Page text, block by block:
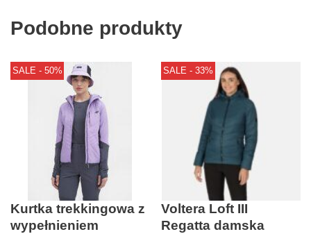
Podobne produkty
SALE - 50%
Kurtka trekkingowa z
wypełnieniem
SALE - 33%
Voltera Loft III
Regatta damska